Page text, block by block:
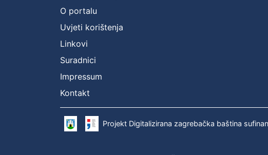
O portalu
Uvjeti korištenja
Linkovi
Suradnici
Impressum
Kontakt
Projekt Digitalizirana zagrebačka baština